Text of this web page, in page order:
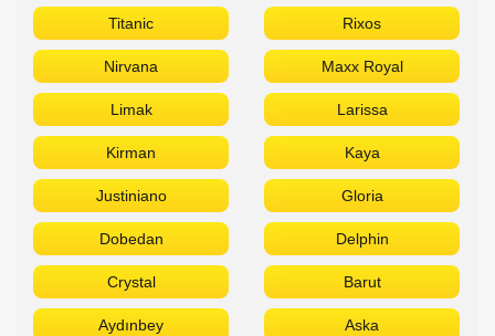
Titanic Rixos
Nirvana Maxx Royal
Limak Larissa
Kirman Kaya
Justiniano Gloria
Dobedan Delphin
Crystal Barut
Aydınbey Aska